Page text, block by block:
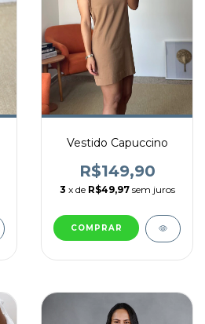
Vestido Capuccino
R$149,90
3 x de R$49,97 sem juros
COMPRAR